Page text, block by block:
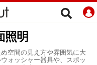
照明
空間の見え方や雰囲気に大
ォッシャー器具や、スポッ